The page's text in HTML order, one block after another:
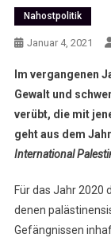
Nahostpolitik
Januar 4, 2021
Im vergangenen
Gewalt und
verübt, die mit
geht aus dem
International
Für das Jahr 2020
denen
Gefängnissen